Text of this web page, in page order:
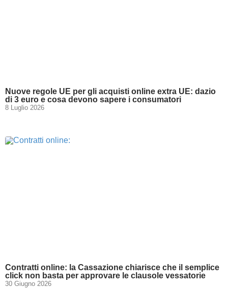
Nuove regole UE per gli acquisti online extra UE: dazio
di 3 euro e cosa devono sapere i consumatori
8 Luglio 2026
Contratti online: la Cassazione chiarisce che il semplice
click non basta per approvare le clausole vessatorie
30 Giugno 2026